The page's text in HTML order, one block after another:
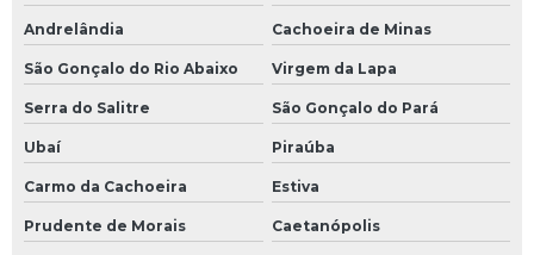
Andrelândia Cachoeira de Minas
São Gonçalo do Rio Abaixo Virgem da Lapa
Serra do Salitre São Gonçalo do Pará
Ubaí Piraúba
Carmo da Cachoeira Estiva
Prudente de Morais Caetanópolis